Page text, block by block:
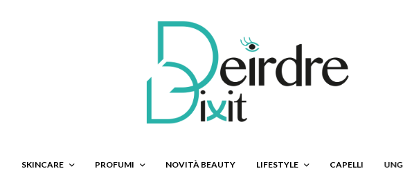
SKINCARE PROFUMI NOVITÀ BEAUTY LIFESTYLE CAPELLI